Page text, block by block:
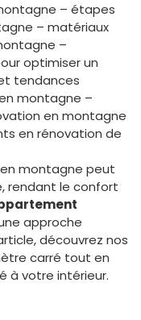
– étapes
– matériaux
–
optimiser un
tendances
montagne –
en montagne
en rénovation de
montagne peut
rendant le confort
approche
découvrez nos
carré tout en
à votre intérieur.